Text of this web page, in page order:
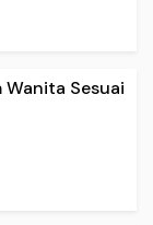
Wanita Sesuai